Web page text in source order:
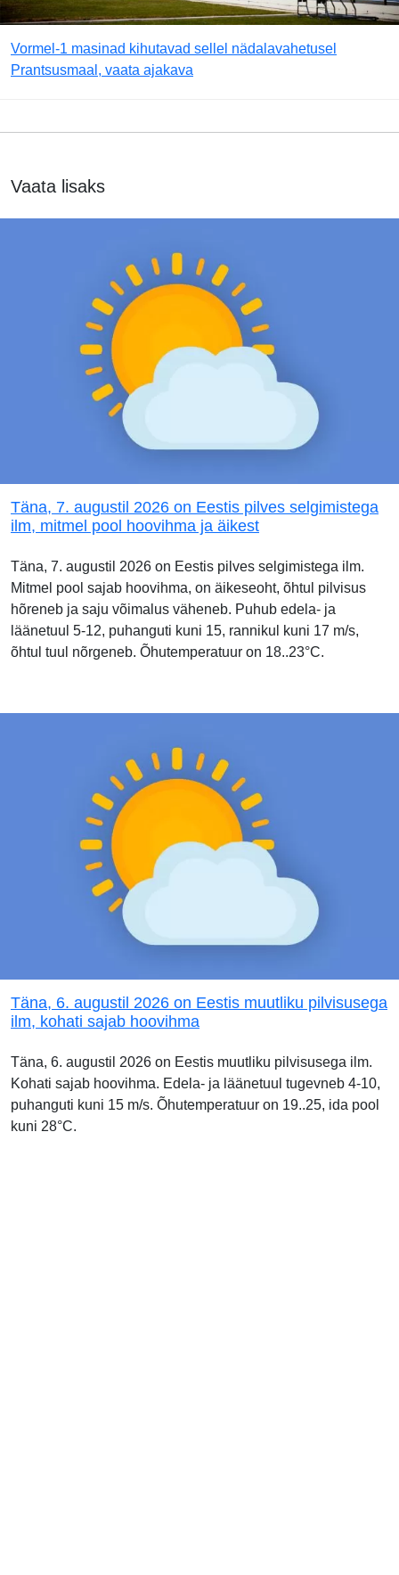
Vormel-1 masinad kihutavad sellel nädalavahetusel
Prantsusmaal, vaata ajakava
Vaata lisaks
Täna, 7. augustil 2026 on Eestis pilves selgimistega
ilm, mitmel pool hoovihma ja äikest
Täna, 7. augustil 2026 on Eestis pilves selgimistega ilm.
Mitmel pool sajab hoovihma, on äikeseoht, õhtul pilvisus
hõreneb ja saju võimalus väheneb. Puhub edela- ja
läänetuul 5-12, puhanguti kuni 15, rannikul kuni 17 m/s,
õhtul tuul nõrgeneb. Õhutemperatuur on 18..23°C.
Täna, 6. augustil 2026 on Eestis muutliku pilvisusega
ilm, kohati sajab hoovihma
Täna, 6. augustil 2026 on Eestis muutliku pilvisusega ilm.
Kohati sajab hoovihma. Edela- ja läänetuul tugevneb 4-10,
puhanguti kuni 15 m/s. Õhutemperatuur on 19..25, ida pool
kuni 28°C.